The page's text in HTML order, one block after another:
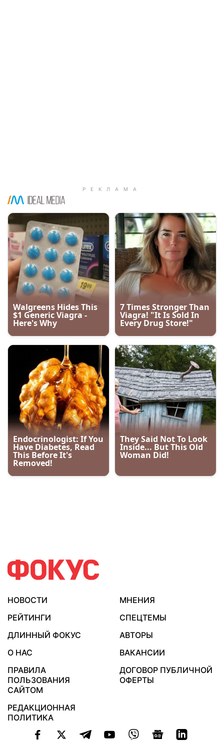
НОВОСТИ
МНЕНИЯ
РЕЙТИНГИ
СПЕЦТЕМЫ
ДЛИННЫЙ ФОКУС
АВТОРЫ
О НАС
ВАКАНСИИ
ПРАВИЛА
ПОЛЬЗОВАНИЯ
САЙТОМ
ДОГОВОР ПУБЛИЧНОЙ
ОФЕРТЫ
РЕДАКЦИОННАЯ
ПОЛИТИКА